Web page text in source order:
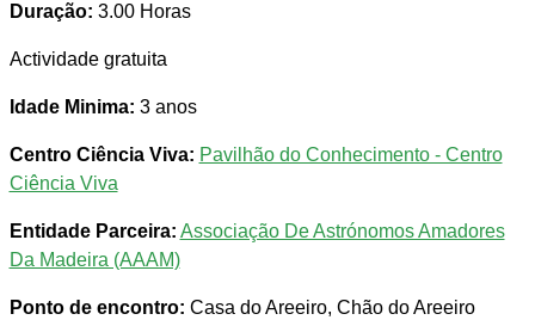
Duração: 3.00 Horas
Actividade gratuita
Idade Minima: 3 anos
Centro Ciência Viva: Pavilhão do Conhecimento - Centro
Ciência Viva
Entidade Parceira: Associação De Astrónomos Amadores
Da Madeira (AAAM)
Ponto de encontro: Casa do Areeiro, Chão do Areeiro